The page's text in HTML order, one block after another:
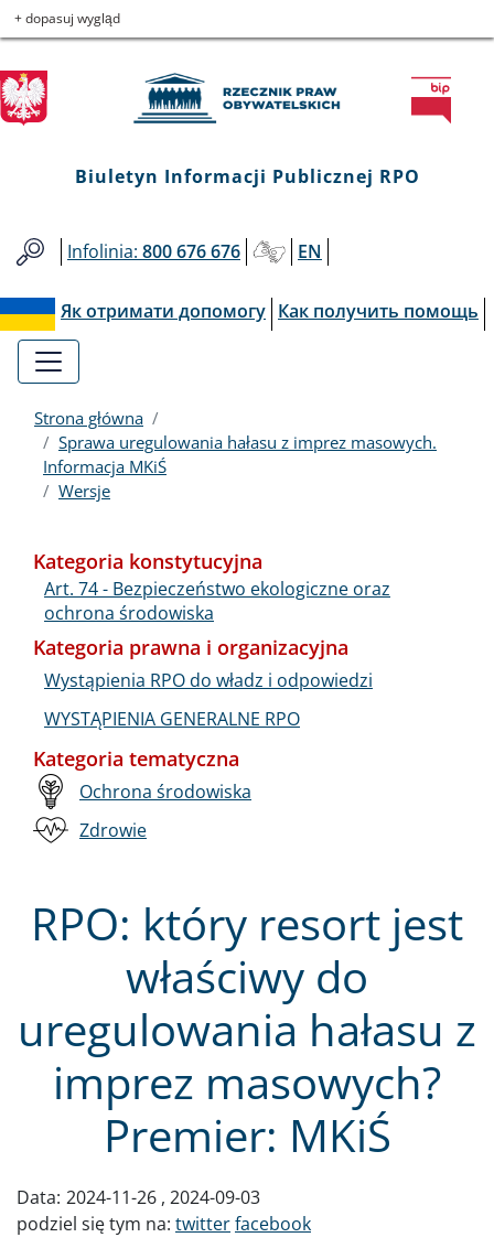
Przejdź
do
menu
głównego
Przejdź
do
treści
Przejdź
to
informacji
o
kontakcie
Przejdź
do
mapy
serwisu
Biuletyn
Informacji
Publicznej
RPO
+ dopasuj wygląd
Biuletyn Informacji Publicznej RPO
Infolinia: 800 676 676 EN
Як отримати допомогу Как получить помощь
Strona główna
Sprawa uregulowania hałasu z imprez masowych.
Informacja MKiŚ
Wersje
RPO: który resort jest
właściwy do
uregulowania hałasu z
imprez masowych?
Premier: MKiŚ
Data: 2024-11-26 2024-09-03
podziel się tym na: twitterfacebook
Kategoria konstytucyjna
Art. 74 - Bezpieczeństwo ekologiczne oraz
ochrona środowiska
Kategoria prawna i organizacyjna
Wystąpienia RPO do władz i odpowiedzi
WYSTĄPIENIA GENERALNE RPO
Kategoria tematyczna
Ochrona środowiska
Zdrowie